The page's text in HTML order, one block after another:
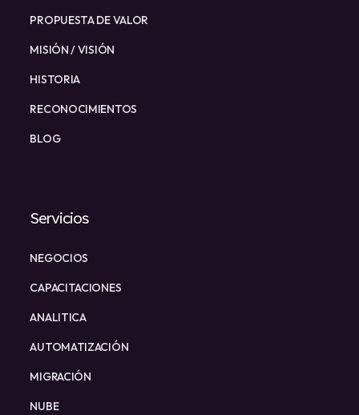
PROPUESTA DE VALOR
MISIÓN / VISIÓN
HISTORIA
RECONOCIMIENTOS
BLOG
Servicios
NEGOCIOS
CAPACITACIONES
ANALITICA
AUTOMATIZACIÓN
MIGRACIÓN
NUBE